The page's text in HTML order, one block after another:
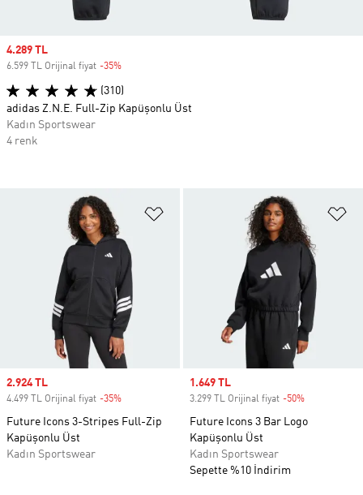
Favori Listesine Ekle
Sale price
2.924 TL
4.499 TL Orijinal fiyat -35%
Future Icons 3-Stripes Full-Zip
Kapüşonlu Üst
Kadın Sportswear
Sale price
1.649 TL
3.299 TL Orijinal fiyat -50%
Future Icons 3 Bar Logo
Kapüşonlu Üst
Kadın Sportswear
Sepette %10 İndirim
Sale price
4.289 TL
6.599 TL Orijinal fiyat -35%
(310)
adidas Z.N.E. Full-Zip Kapüşonlu Üst
Kadın Sportswear
4 renk